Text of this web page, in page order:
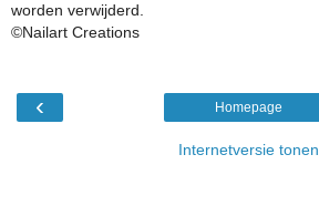
worden verwijderd.
©Nailart Creations
‹ Homepage
Internetversie tonen